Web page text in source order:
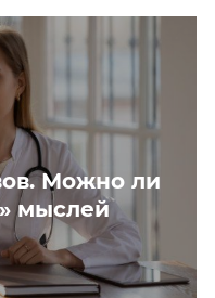
Можно ли
мыслей